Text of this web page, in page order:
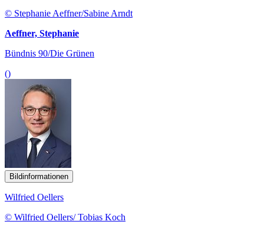
© Stephanie Aeffner/Sabine Arndt
Aeffner, Stephanie
Bündnis 90/Die Grünen
()
Bildinformationen
Wilfried Oellers
© Wilfried Oellers/ Tobias Koch